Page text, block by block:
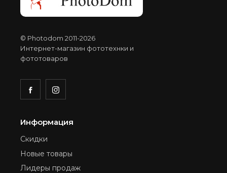
© Photodom 2011-2026
Интернет-магазин фототехнки и
фототоваров
Информация
Скидки
Новые товары
Лидеры продаж